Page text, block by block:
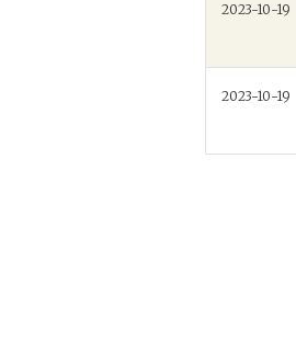
2023-10-19
2023-10-19